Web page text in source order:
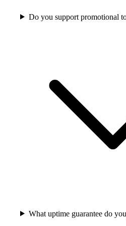
Do you support promotional
What uptime guarantee do